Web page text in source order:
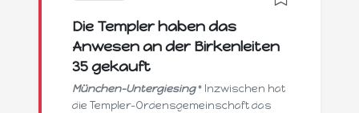
Die Templer haben das
Anwesen an der Birkenleiten
35 gekauft
München-Untergiesing* Inzwischen hat
die Templer-Ordensgemeinschaft das